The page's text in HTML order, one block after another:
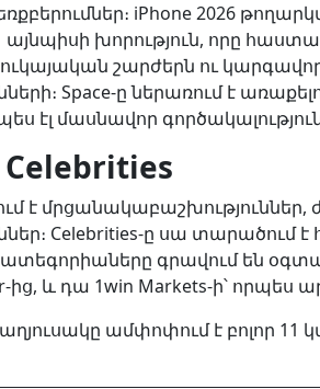
iPhone 2026
այնպիսի խորություն, որը
շարժերն ու
Space-ը ներառում է
էլ մասնավոր
է
Celebrities-ը սա տարածում
գրավում են
և դա 1win Markets-ի՝ որպես
ամփոփում է բոլոր 11